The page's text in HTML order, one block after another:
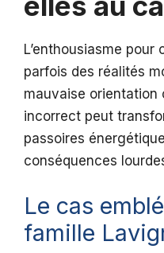
L’enthousiasme
parfois des réalités
mauvaise orientation
incorrect peut
passoires
conséquences
Le cas
famille